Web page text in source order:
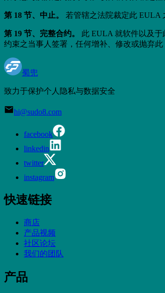
第 18 节、中止。 若管辖之法院裁定此 EULA
第 19 节、完整合约。
此 EULA 就软件以及
约束之当事人签署，任何增补、修改或抛弃此
蜀兜
致力于保护个人隐私与数据安全
hi@sudo8.com
facebook
linkedin
twitter
instagram
快速链接
商店
产品视频
社区论坛
我们的团队
产品